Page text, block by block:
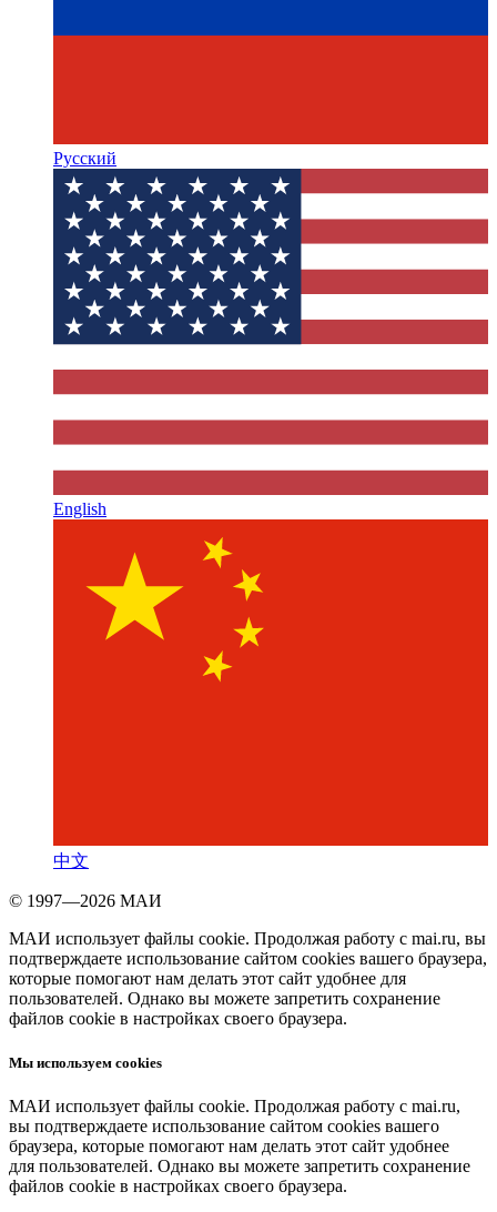
Русский
English
中文
© 1997—2026 МАИ
МАИ использует файлы cookie. Продолжая работу с mai.ru, вы
подтверждаете использование сайтом cookies вашего браузера,
которые помогают нам делать этот сайт удобнее для
пользователей. Однако вы можете запретить сохранение
файлов cookie в настройках своего браузера.
Мы используем cookies
МАИ использует файлы cookie. Продолжая работу с mai.ru,
вы подтверждаете использование сайтом cookies вашего
браузера, которые помогают нам делать этот сайт удобнее
для пользователей. Однако вы можете запретить сохранение
файлов cookie в настройках своего браузера.